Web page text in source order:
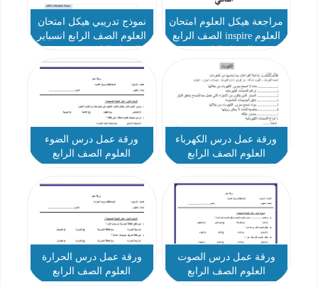
مراجعة هيكل العلوم امتحان
العلوم inspire الصف الرابع
نموذج تدريبي هيكل امتحان
العلوم الصف الرابع انسباير
ورقة عمل درس الكهرباء
العلوم الصف الرابع
ورقة عمل درس الضوء
العلوم الصف الرابع
ورقة عمل درس الصوت
العلوم الصف الرابع
ورقة عمل درس الحرارة
العلوم الصف الرابع